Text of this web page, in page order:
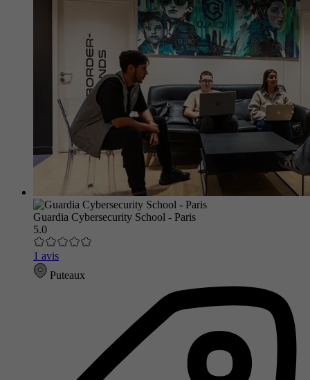
Guardia Cybersecurity School - Paris
5.0
1 avis
Puteaux